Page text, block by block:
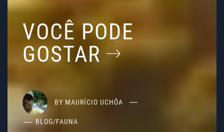
VOCÊ PODE
GOSTAR
BY MAURÍCIO UCHÔA
BLOG/FAUNA